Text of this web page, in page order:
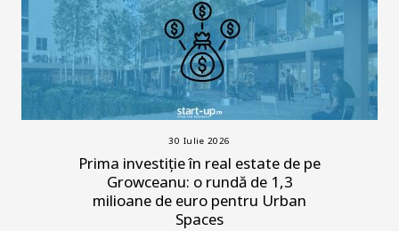
30 Iulie 2026
Prima investiție în real estate de pe
Growceanu: o rundă de 1,3
milioane de euro pentru Urban
Spaces